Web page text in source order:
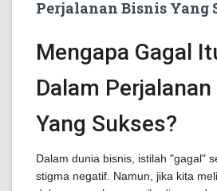
Perjalanan Bisnis Yang
Mengapa Gagal
Dalam
Yang Sukses?
Dalam dunia bisnis, istilah "gagal"
stigma negatif. Namun, jika kita